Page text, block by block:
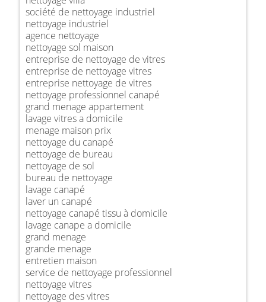
société de nettoyage industriel
nettoyage industriel
agence nettoyage
nettoyage sol maison
entreprise de nettoyage de vitres
entreprise de nettoyage vitres
entreprise nettoyage de vitres
nettoyage professionnel canapé
grand menage appartement
lavage vitres a domicile
menage maison prix
nettoyage du canapé
nettoyage de bureau
nettoyage de sol
bureau de nettoyage
lavage canapé
laver un canapé
nettoyage canapé tissu à domicile
lavage canape a domicile
grand menage
grande menage
entretien maison
service de nettoyage professionnel
nettoyage vitres
nettoyage des vitres